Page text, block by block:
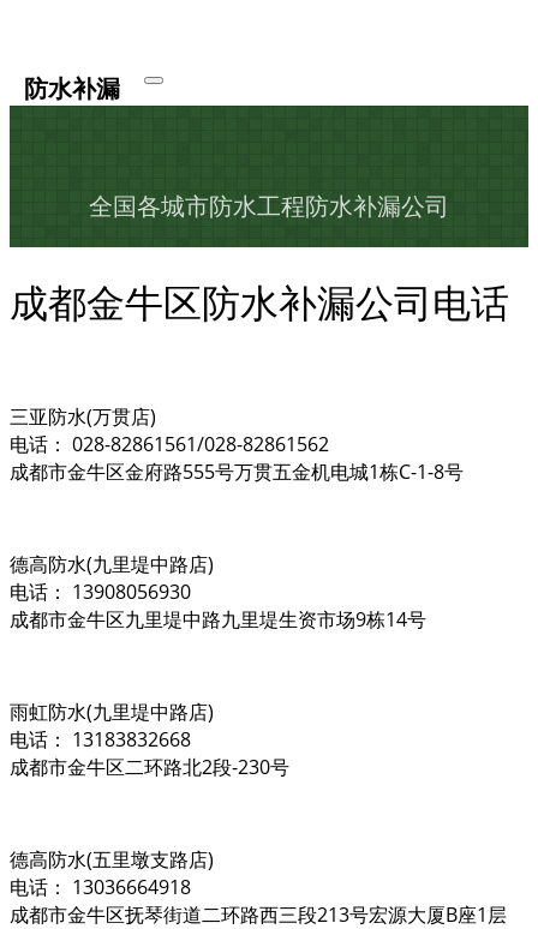
防水补漏
全国各城市防水工程防水补漏公司
成都金牛区防水补漏公司电话
三亚防水(万贯店)
电话： 028-82861561/028-82861562
成都市金牛区金府路555号万贯五金机电城1栋C-1-8号
德高防水(九里堤中路店)
电话： 13908056930
成都市金牛区九里堤中路九里堤生资市场9栋14号
雨虹防水(九里堤中路店)
电话： 13183832668
成都市金牛区二环路北2段-230号
德高防水(五里墩支路店)
电话： 13036664918
成都市金牛区抚琴街道二环路西三段213号宏源大厦B座1层